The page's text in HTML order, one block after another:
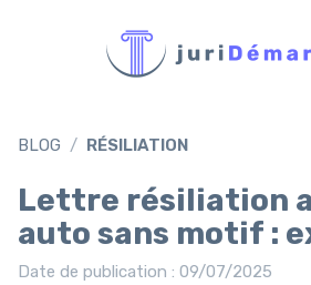
BLOG RÉSILIATION
Lettre résiliation
auto sans motif :
Date de publication : 09/07/2025